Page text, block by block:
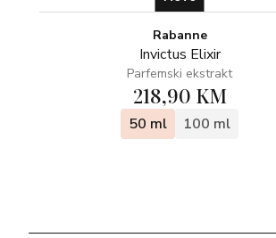
Rabanne
Invictus Elixir
Parfemski ekstrakt
218,90 KM
50 ml 100 ml